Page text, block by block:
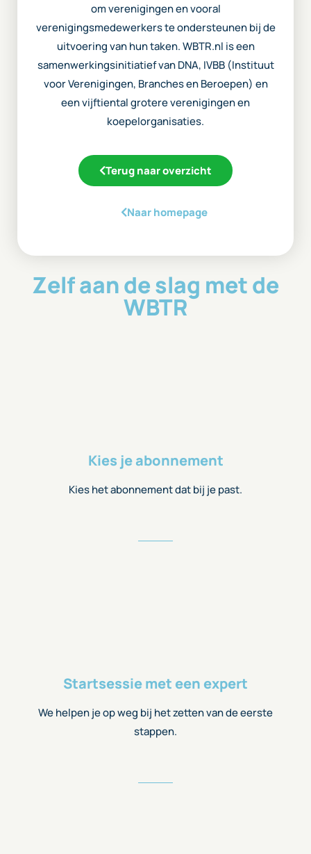
om verenigingen en vooral
verenigingsmedewerkers te ondersteunen bij de
uitvoering van hun taken. WBTR.nl is een
samenwerkingsinitiatief van DNA, IVBB (Instituut
voor Verenigingen, Branches en Beroepen) en
een vijftiental grotere verenigingen en
koepelorganisaties.
Terug naar overzicht
Naar homepage
Zelf aan de slag met de
WBTR
Kies je abonnement
Kies het abonnement dat bij je past.
Startsessie met een expert
We helpen je op weg bij het zetten van de eerste
stappen.